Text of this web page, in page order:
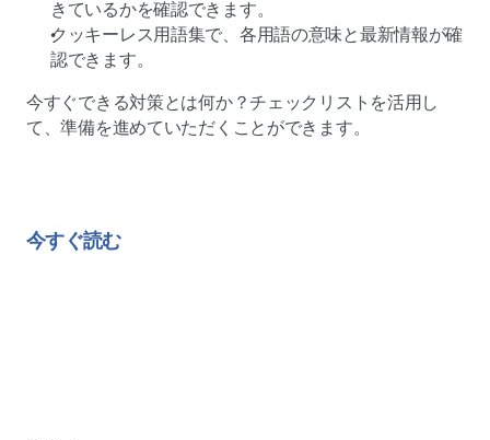
きているかを確認できます。
クッキーレス用語集で、各用語の意味と最新情報が確
認できます。
今すぐできる対策とは何か？チェックリストを活用し
て、準備を進めていただくことができます。
今すぐ読む